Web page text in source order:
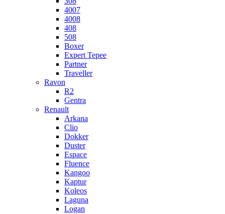
4007
4008
408
508
Boxer
Expert Tepee
Partner
Traveller
Ravon
R2
Gentra
Renault
Arkana
Clio
Dokker
Duster
Espace
Fluence
Kangoo
Kaptur
Koleos
Laguna
Logan